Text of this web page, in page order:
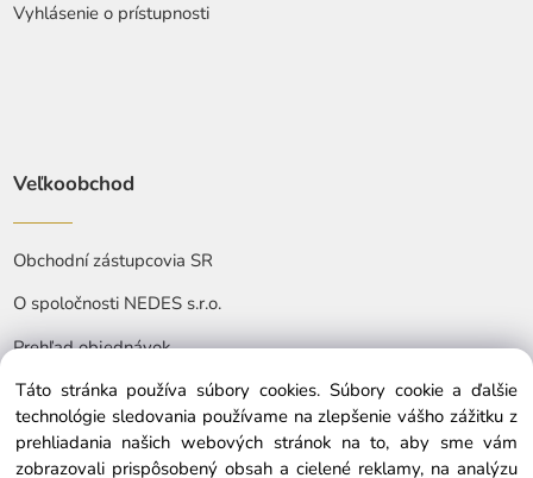
Vyhlásenie o prístupnosti
Veľkoobchod
Obchodní zástupcovia SR
O spoločnosti NEDES s.r.o.
Prehľad objednávok
Táto stránka používa súbory cookies. Súbory cookie a ďalšie
technológie sledovania používame na zlepšenie vášho zážitku z
prehliadania našich webových stránok na to, aby sme vám
zobrazovali prispôsobený obsah a cielené reklamy, na analýzu